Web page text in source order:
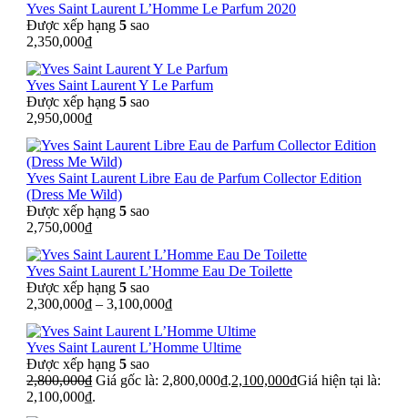
Yves Saint Laurent L’Homme Le Parfum 2020
Được xếp hạng 5 sao
2,350,000₫
Yves Saint Laurent Y Le Parfum
Được xếp hạng 5 sao
2,950,000₫
Yves Saint Laurent Libre Eau de Parfum Collector Edition
(Dress Me Wild)
Được xếp hạng 5 sao
2,750,000₫
Yves Saint Laurent L’Homme Eau De Toilette
Được xếp hạng 5 sao
2,300,000₫ – 3,100,000₫
Yves Saint Laurent L’Homme Ultime
Được xếp hạng 5 sao
2,800,000₫ Giá gốc là: 2,800,000₫.2,100,000₫Giá hiện tại là:
2,100,000₫.